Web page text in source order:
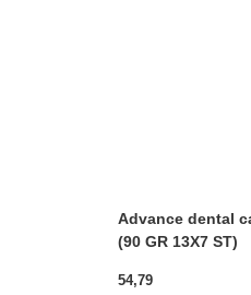
Advance dental
(90 GR 13X7 ST)
54,79